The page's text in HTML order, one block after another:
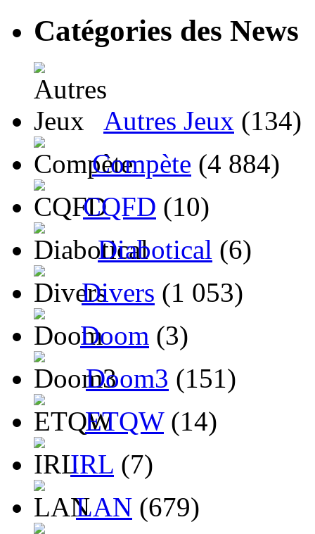
Catégories des News
Autres Jeux (134)
Compète (4 884)
CQFD (10)
Diabotical (6)
Divers (1 053)
Doom (3)
Doom3 (151)
ETQW(14)
IRL (7)
LAN (679)